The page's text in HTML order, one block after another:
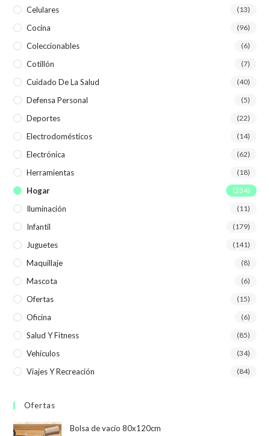
Celulares (13)
Cocina (96)
Coleccionables (6)
Cotillón (7)
Cuidado De La Salud (40)
Defensa Personal (5)
Deportes (22)
Electrodomésticos (14)
Electrónica (62)
Herramientas (18)
Hogar (234)
Iluminación (11)
Infantil (179)
Juguetes (141)
Maquillaje (8)
Mascota (6)
Ofertas (15)
Oficina (6)
Salud Y Fitness (85)
Vehículos (34)
Viajes Y Recreación (84)
Ofertas
Bolsa de vacío 80x120cm